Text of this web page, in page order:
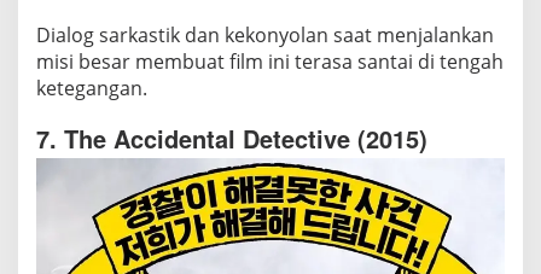
Dialog sarkastik dan kekonyolan saat menjalankan
misi besar membuat film ini terasa santai di tengah
ketegangan.
7. The Accidental Detective (2015)